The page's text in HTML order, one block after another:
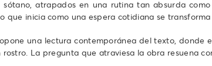
sótano, atrapados en una rutina tan absurda
que inicia como una espera cotidiana se
una lectura contemporánea del texto,
La pregunta que atraviesa la obra resuena